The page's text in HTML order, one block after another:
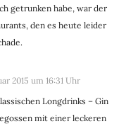
getrunken habe, war der
den es heute leider
2015 um 16:31 Uhr
Longdrinks – Gin
mit einer leckeren